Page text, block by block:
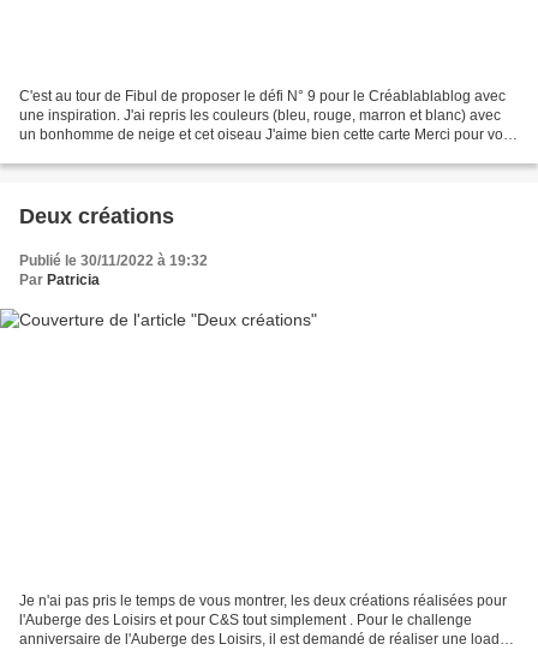
C'est au tour de Fibul de proposer le défi N° 9 pour le Créablablablog avec
une inspiration. J'ai repris les couleurs (bleu, rouge, marron et blanc) avec
un bonhomme de neige et cet oiseau J'aime bien cette carte Merci pour vos
Deux créations
Publié le 30/11/2022 à 19:32
Par Patricia
Je n'ai pas pris le temps de vous montrer, les deux créations réalisées pour
l'Auberge des Loisirs et pour C&S tout simplement . Pour le challenge
anniversaire de l'Auberge des Loisirs, il est demandé de réaliser une loaded